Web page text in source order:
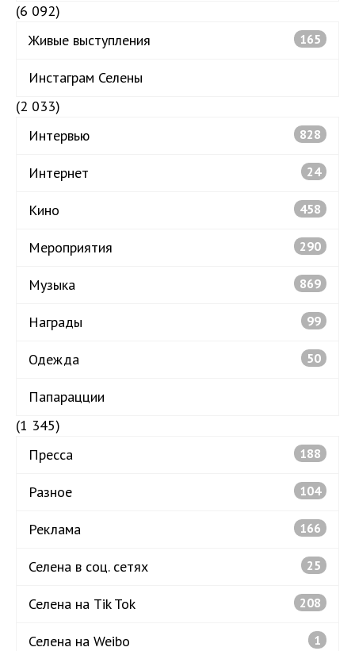
(6 092)
Живые выступления
165
Инстаграм Селены
(2 033)
Интервью
828
Интернет 24
Кино 458
Мероприятия 290
Музыка 869
Награды 99
Одежда 50
Папарацции
(1 345)
Пресса
188
Разное 104
Реклама 166
Селена в соц. сетях 25
Селена на Tik Tok 208
Селена на Weibo 1